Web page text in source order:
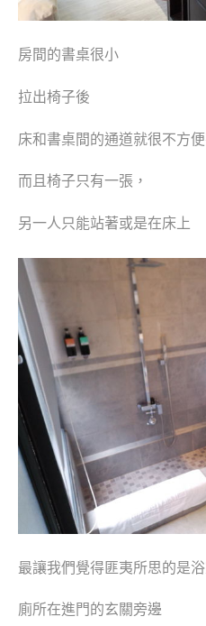
房間的書桌很小
拉出椅子後
床和書桌間的通道就很不方
而且椅子只有一張，
另一人只能站著或是在床上
最讓我們覺得匪夷所思的是
廁所在進門的玄關旁邊